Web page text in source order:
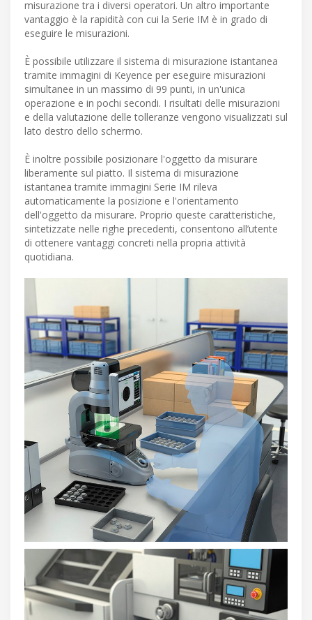
misurazione tra i diversi operatori. Un altro importante
vantaggio è la rapidità con cui la Serie IM è in grado di
eseguire le misurazioni.
È possibile utilizzare il sistema di misurazione istantanea
tramite immagini di Keyence per eseguire misurazioni
simultanee in un massimo di 99 punti, in un'unica
operazione e in pochi secondi. I risultati delle misurazioni
e della valutazione delle tolleranze vengono visualizzati sul
lato destro dello schermo.
È inoltre possibile posizionare l'oggetto da misurare
liberamente sul piatto. Il sistema di misurazione
istantanea tramite immagini Serie IM rileva
automaticamente la posizione e l'orientamento
dell'oggetto da misurare. Proprio queste caratteristiche,
sintetizzate nelle righe precedenti, consentono all’utente
di ottenere vantaggi concreti nella propria attività
quotidiana.